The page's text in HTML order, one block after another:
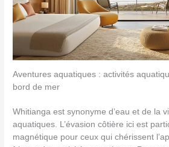
Aventures aquatiques : activités
bord de mer
Whitianga est synonyme d’eau et de la
aquatiques. L’évasion côtière ici est
magnétique pour ceux qui chérissent